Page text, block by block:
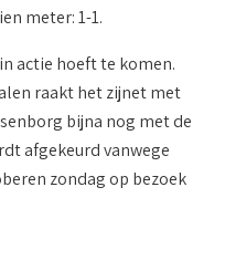
meter: 1-1.
actie hoeft te komen.
raakt het zijnet met
bijna nog met de
afgekeurd vanwege
zondag op bezoek